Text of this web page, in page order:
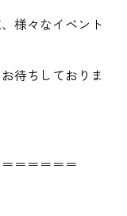
様々なイベント
待ちしておりま
＝＝＝＝＝